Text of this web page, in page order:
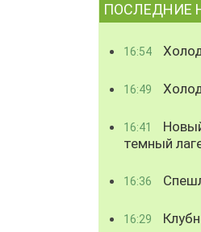
ПОСЛЕДНИЕ
16:54
16:49
16:41
темный
16:36
16:29